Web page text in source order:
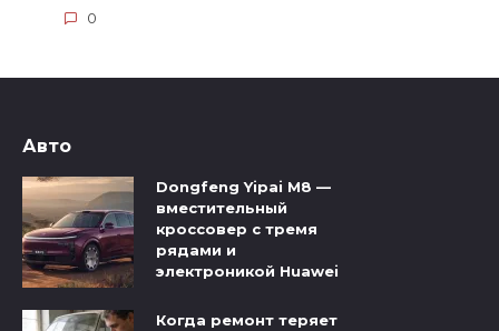
0
Авто
Dongfeng Yipai M8 —
вместительный
кроссовер с тремя
рядами и
электроникой Huawei
Когда ремонт теряет